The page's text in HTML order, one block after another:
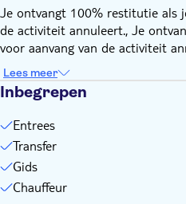
Je ontvangt 100% restitutie als
de activiteit annuleert., Je
voor aanvang van de activiteit
Lees meer
Inbegrepen
Entrees
Transfer
Gids
Chauffeur